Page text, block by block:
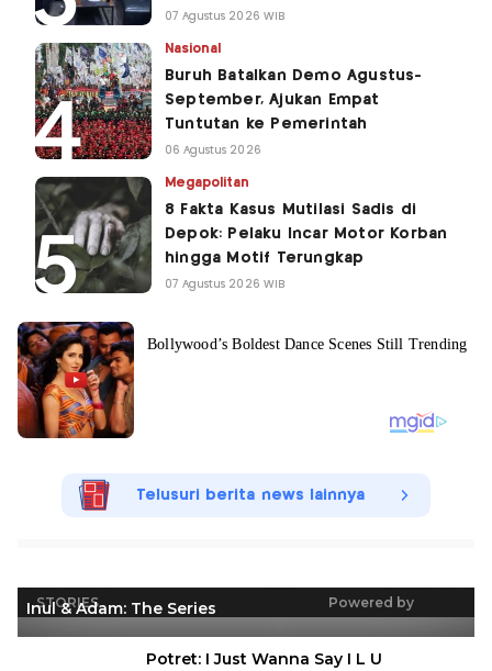
07 Agustus 2026 WIB
Nasional
Buruh Batalkan Demo Agustus-
September, Ajukan Empat
Tuntutan ke Pemerintah
06 Agustus 2026
Megapolitan
8 Fakta Kasus Mutilasi Sadis di
Depok: Pelaku Incar Motor Korban
hingga Motif Terungkap
07 Agustus 2026 WIB
Telusuri berita news lainnya